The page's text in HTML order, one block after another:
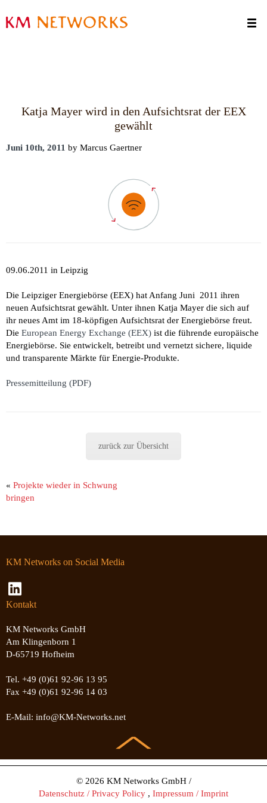
Kontakt
Katja Mayer wird in den Aufsichtsrat der EEX
gewählt
Juni 10th, 2011 by Marcus Gaertner
09.06.2011 in Leipzig
Die Leipziger Energiebörse (EEX) hat Anfang Juni 2011 ihren
neuen Aufsichtsrat gewählt. Unter ihnen Katja Mayer die sich auf
ihr neues Amt im 18-köpfigen Aufsichtsrat der Energiebörse freut.
Die European Energy Exchange (EEX) ist die führende europäische
Energiebörse. Sie entwickelt, betreibt und vernetzt sichere, liquide
und transparente Märkte für Energie-Produkte.
Pressemitteilung (PDF)
zurück zur Übersicht
« Projekte wieder in Schwung
bringen
KM Networks on Social Media
Kontakt
KM Networks GmbH
Am Klingenborn 1
D-65719 Hofheim
Tel. +49 (0)61 92-96 13 95
Fax +49 (0)61 92-96 14 03
E-Mail: info@KM-Networks.net
© 2026 KM Networks GmbH /
Datenschutz / Privacy Policy , Impressum / Imprint